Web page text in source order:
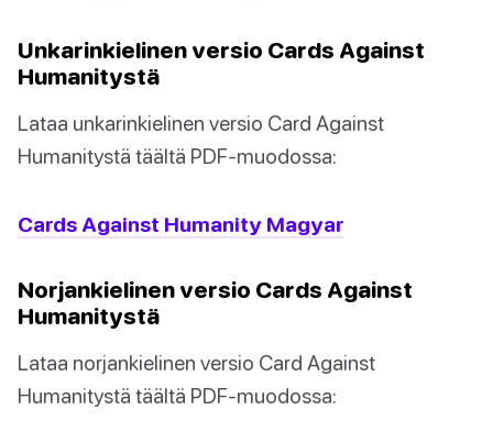
Unkarinkielinen versio Cards Against
Humanitystä
Lataa unkarinkielinen versio Card Against
Humanitystä täältä PDF-muodossa:
Cards Against Humanity Magyar
Norjankielinen versio Cards Against
Humanitystä
Lataa norjankielinen versio Card Against
Humanitystä täältä PDF-muodossa: